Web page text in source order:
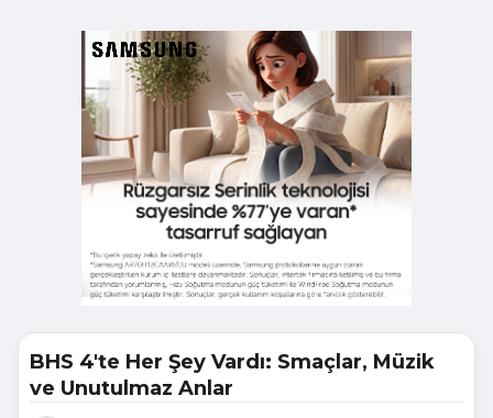
BHS 4'te Her Şey Vardı: Smaçlar, Müzik
ve Unutulmaz Anlar